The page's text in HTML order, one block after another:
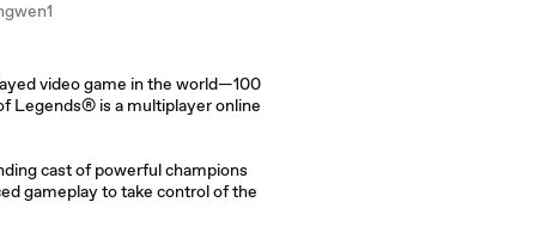
video game in the world—100
Legends® is a multiplayer online
cast of powerful champions
gameplay to take control of the